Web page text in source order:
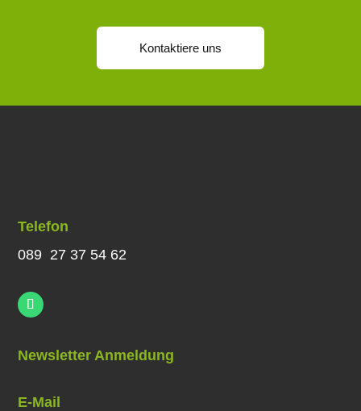
Kontaktiere uns
Telefon
089 27 37 54 62
Newsletter Anmeldung
E-Mail